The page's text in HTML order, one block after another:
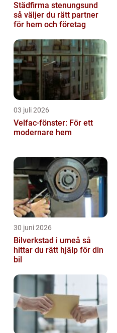
Städfirma stenungsund
så väljer du rätt partner
för hem och företag
03 juli 2026
Velfac-fönster: För ett
modernare hem
30 juni 2026
Bilverkstad i umeå så
hittar du rätt hjälp för din
bil